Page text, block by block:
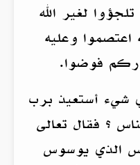
لغير الله
اعتصموا وعليه
فوضوا.
شيء أستعيذ برب
؟ فقال تعالى
الذي يوسوس